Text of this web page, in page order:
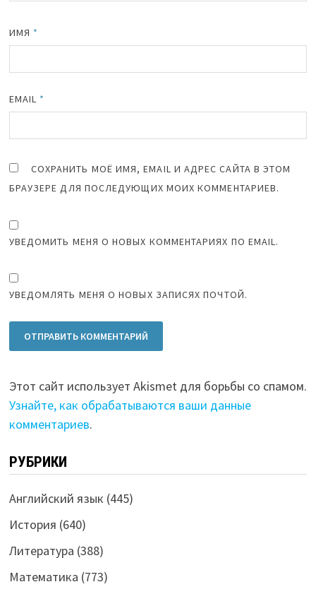
ИМЯ *
EMAIL *
СОХРАНИТЬ МОЁ ИМЯ, EMAIL И АДРЕС САЙТА В ЭТОМ
БРАУЗЕРЕ ДЛЯ ПОСЛЕДУЮЩИХ МОИХ КОММЕНТАРИЕВ.
УВЕДОМИТЬ МЕНЯ О НОВЫХ КОММЕНТАРИЯХ ПО EMAIL.
УВЕДОМЛЯТЬ МЕНЯ О НОВЫХ ЗАПИСЯХ ПОЧТОЙ.
Этот сайт использует Akismet для борьбы со спамом.
Узнайте, как обрабатываются ваши данные
комментариев.
РУБРИКИ
Английский язык (445)
История (640)
Литература (388)
Математика (773)